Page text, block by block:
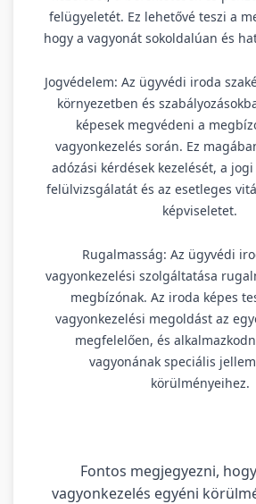
felügyeletét. Ez lehetővé teszi a
hogy a vagyonát sokoldalúan és
Jogvédelem: Az ügyvédi iroda
környezetben és
képesek megvédeni a
vagyonkezelés során. Ez
adózási kérdések kezelését, a
felülvizsgálatát és az esetleges
képviseletet.
Rugalmasság: Az ügyvédi
vagyonkezelési szolgáltatása
megbízónak. Az iroda képes
vagyonkezelési megoldást az
megfelelően, és
vagyonának speciális
körülményeihez.
Fontos megjegyezni,
vagyonkezelés egyéni